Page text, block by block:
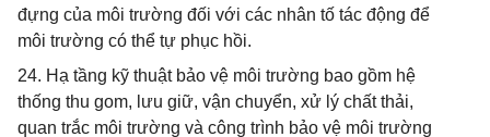
đựng của môi trường đối với các nhân tố tác động để
môi trường có thể tự phục hồi.
24. Hạ tầng kỹ thuật bảo vệ môi trường bao gồm hệ
thống thu gom, lưu giữ, vận chuyển, xử lý chất thải,
quan trắc môi trường và công trình bảo vệ môi trường